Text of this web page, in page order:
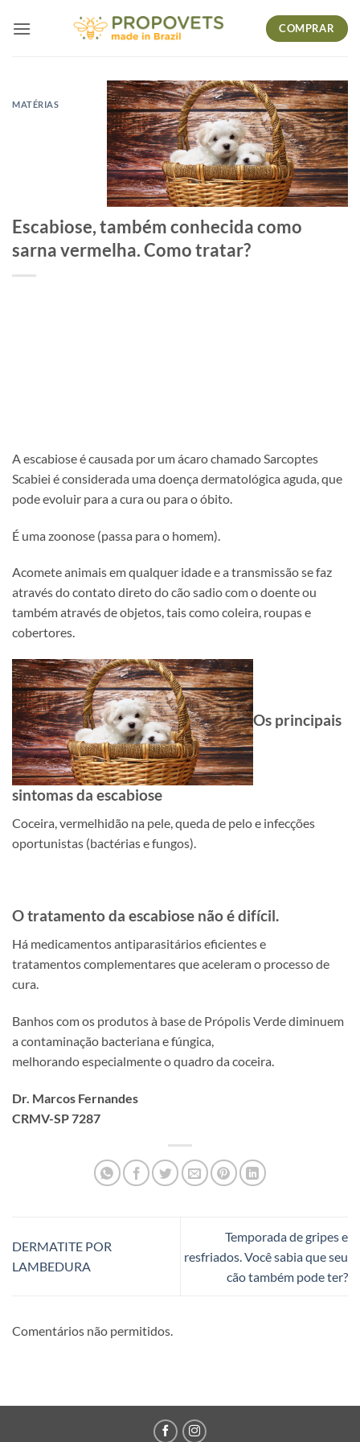
COMPRAR
MATÉRIAS
Escabiose, também conhecida como
sarna vermelha. Como tratar?
A escabiose é causada por um ácaro chamado Sarcoptes
Scabiei é considerada uma doença dermatológica aguda, que
pode evoluir para a cura ou para o óbito.
É uma zoonose (passa para o homem).
Acomete animais em qualquer idade e a transmissão se faz
através do contato direto do cão sadio com o doente ou
também através de objetos, tais como coleira, roupas e
cobertores.
Os principais
sintomas da escabiose
Coceira, vermelhidão na pele, queda de pelo e infecções
oportunistas (bactérias e fungos).
O tratamento da escabiose não é difícil.
Há medicamentos antiparasitários eficientes e
tratamentos complementares que aceleram o processo de
cura.
Banhos com os produtos à base de Própolis Verde diminuem
a contaminação bacteriana e fúngica,
melhorando especialmente o quadro da coceira.
Dr. Marcos Fernandes
CRMV-SP 7287
DERMATITE POR
LAMBEDURA
Temporada de gripes e
resfriados. Você sabia que seu
cão também pode ter?
Comentários não permitidos.